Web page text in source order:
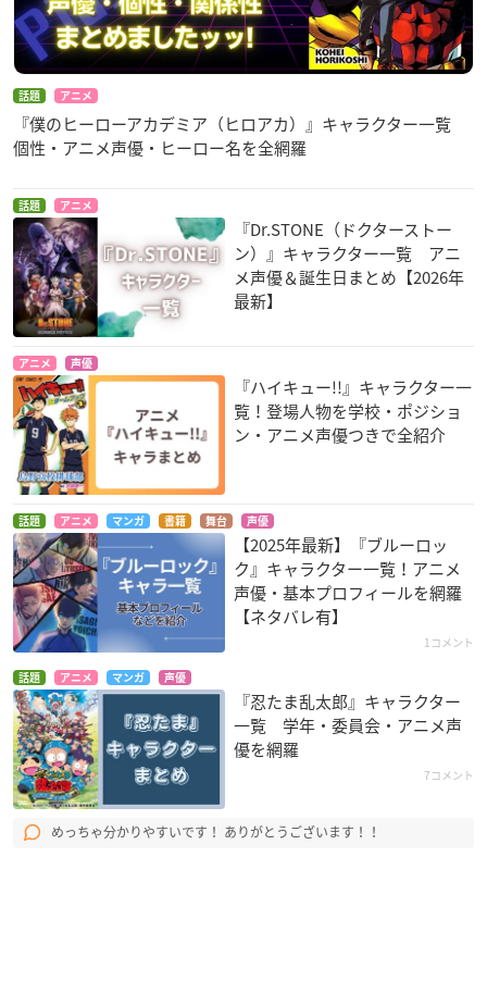
話題 アニメ
『僕のヒーローアカデミア（ヒロアカ）』キャラクター一覧
個性・アニメ声優・ヒーロー名を全網羅
話題 アニメ
『Dr.STONE（ドクターストー
ン）』キャラクター一覧 アニ
メ声優＆誕生日まとめ【2026年
最新】
アニメ 声優
『ハイキュー!!』キャラクター一
覧！登場人物を学校・ポジショ
ン・アニメ声優つきで全紹介
話題 アニメ マンガ 書籍 舞台 声優
【2025年最新】『ブルーロッ
ク』キャラクター一覧！アニメ
声優・基本プロフィールを網羅
【ネタバレ有】
1コメント
話題 アニメ マンガ 声優
『忍たま乱太郎』キャラクター
一覧 学年・委員会・アニメ声
優を網羅
7コメント
めっちゃ分かりやすいです！ ありがとうございます！！